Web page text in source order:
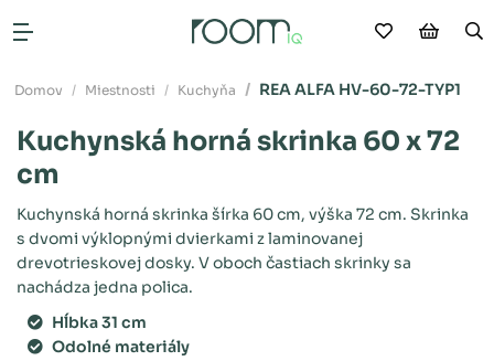
Otvoriť menu Moje
Domov Miestnosti Kuchyňa REA ALFA HV-60-72-TYP1
Kuchynská horná skrinka 60 x 72
cm
Kuchynská horná skrinka šírka 60 cm, výška 72 cm. Skrinka
s dvomi výklopnými dvierkami z laminovanej
drevotrieskovej dosky. V oboch častiach skrinky sa
nachádza jedna polica.
Hĺbka 31 cm
Odolné materiály